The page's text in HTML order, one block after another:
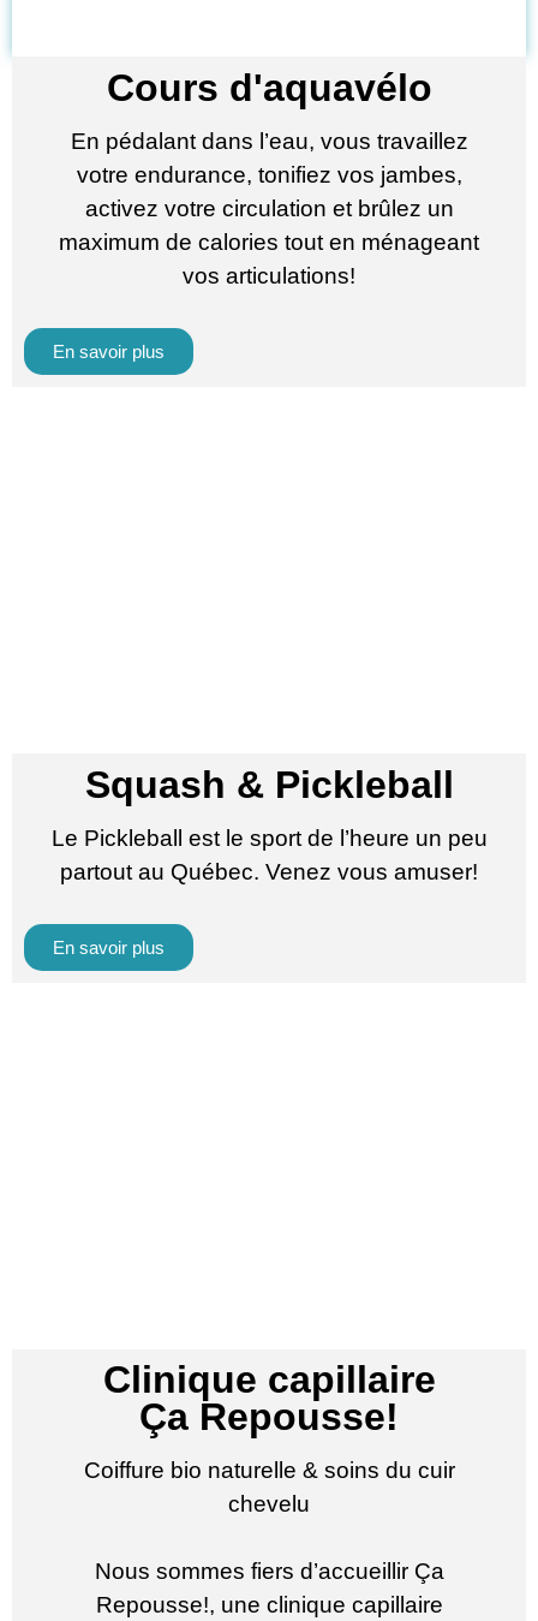
Cours d'aquavélo
En pédalant dans l’eau, vous travaillez
votre endurance, tonifiez vos jambes,
activez votre circulation et brûlez un
maximum de calories tout en ménageant
vos articulations!
En savoir plus
Squash & Pickleball
Le Pickleball est le sport de l’heure un peu
partout au Québec. Venez vous amuser!
En savoir plus
Clinique capillaire
Ça Repousse!
Coiffure bio naturelle & soins du cuir
chevelu
Nous sommes fiers d’accueillir Ça
Repousse!, une clinique capillaire